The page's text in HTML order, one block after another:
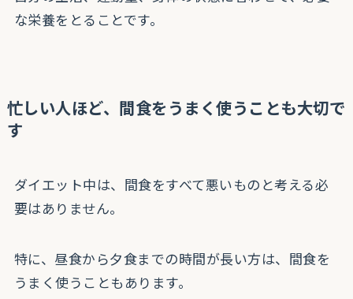
な栄養をとることです。
忙しい人ほど、間食をうまく使うことも大切で
す
ダイエット中は、間食をすべて悪いものと考える必
要はありません。
特に、昼食から夕食までの時間が長い方は、間食を
うまく使うこともあります。